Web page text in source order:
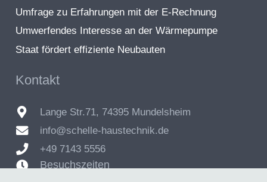
Umfrage zu Erfahrungen mit der E-Rechnung
Umwerfendes Interesse an der Wärmepumpe
Staat fördert effiziente Neubauten
Kontakt
Lange Str.71, 74395 Mundelsheim
info@schelle-haustechnik.de
+49 7143 5556
Besuchszeiten